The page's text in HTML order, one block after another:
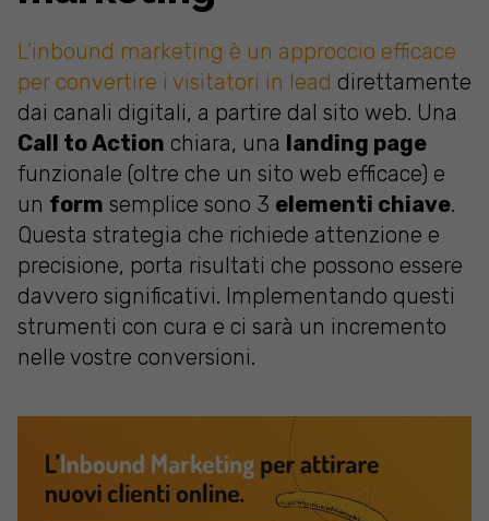
L’inbound marketing è un approccio efficace
per convertire i visitatori in lead direttamente
dai canali digitali, a partire dal sito web. Una
Call to Action chiara, una landing page
funzionale (oltre che un sito web efficace) e
un form semplice sono 3 elementi chiave.
Questa strategia che richiede attenzione e
precisione, porta risultati che possono essere
davvero significativi. Implementando questi
strumenti con cura e ci sarà un incremento
nelle vostre conversioni.